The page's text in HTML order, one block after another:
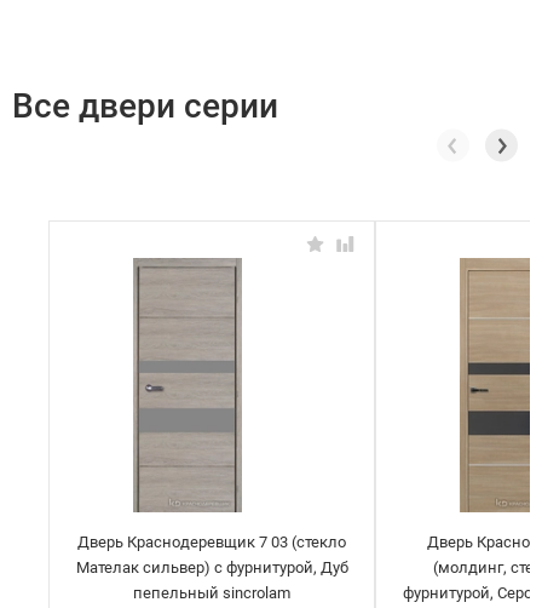
Все двери серии
Дверь Краснодеревщик 7 03 (стекло
Мателак сильвер) с фурнитурой, Дуб
пепельный sincrolam
Дверь
(молдинг,
фурнитурой,